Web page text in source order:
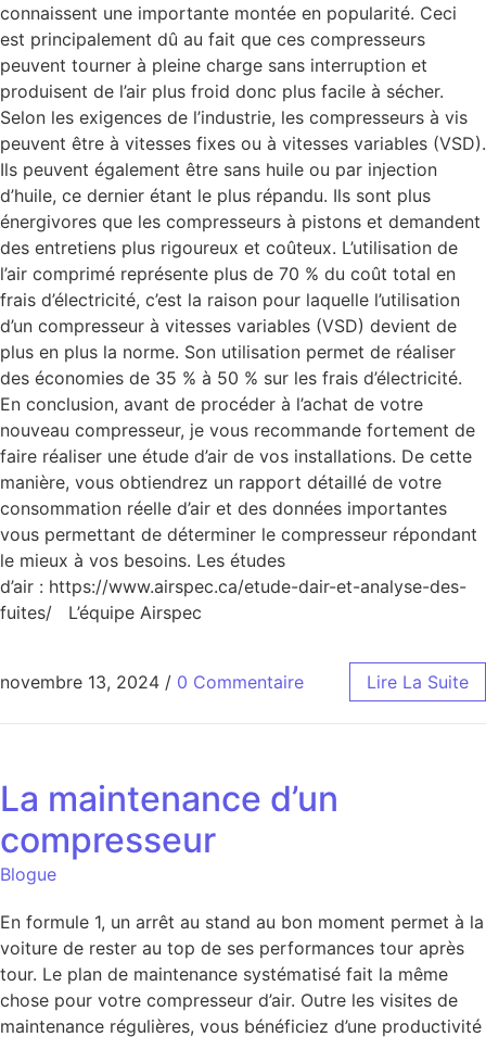
connaissent une importante montée en popularité. Ceci
est principalement dû au fait que ces compresseurs
peuvent tourner à pleine charge sans interruption et
produisent de l’air plus froid donc plus facile à sécher.
Selon les exigences de l’industrie, les compresseurs à vis
peuvent être à vitesses fixes ou à vitesses variables (VSD).
Ils peuvent également être sans huile ou par injection
d’huile, ce dernier étant le plus répandu. Ils sont plus
énergivores que les compresseurs à pistons et demandent
des entretiens plus rigoureux et coûteux. L’utilisation de
l’air comprimé représente plus de 70 % du coût total en
frais d’électricité, c’est la raison pour laquelle l’utilisation
d’un compresseur à vitesses variables (VSD) devient de
plus en plus la norme. Son utilisation permet de réaliser
des économies de 35 % à 50 % sur les frais d’électricité.
En conclusion, avant de procéder à l’achat de votre
nouveau compresseur, je vous recommande fortement de
faire réaliser une étude d’air de vos installations. De cette
manière, vous obtiendrez un rapport détaillé de votre
consommation réelle d’air et des données importantes
vous permettant de déterminer le compresseur répondant
le mieux à vos besoins. Les études
d’air : https://www.airspec.ca/etude-dair-et-analyse-des-
fuites/ L’équipe Airspec
novembre 13, 2024 / 0 Commentaire Lire La Suite
La maintenance d’un
compresseur
Blogue
En formule 1, un arrêt au stand au bon moment permet à la
voiture de rester au top de ses performances tour après
tour. Le plan de maintenance systématisé fait la même
chose pour votre compresseur d’air. Outre les visites de
maintenance régulières, vous bénéficiez d’une productivité